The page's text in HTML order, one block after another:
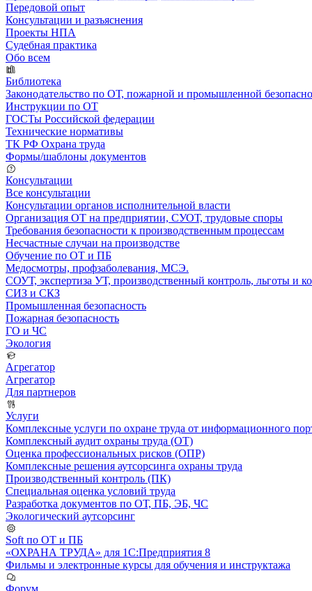
Передовой опыт
Консультации и разъяснения
Проекты НПА
Судебная практика
Обо всем
Библиотека
Законодательство по ОТ, пожарной и промышленной
Инструкции по ОТ
ГОСТы Российской федерации
Технические нормативы
ТК РФ Охрана труда
Формы/шаблоны документов
Консультации
Все консультации
Консультации органов исполнительной власти
Организация ОТ на предприятии, СУОТ, трудовые споры
Требования безопасности к производственным процессам
Несчастные случаи на производстве
Обучение по ОТ и ПБ
Медосмотры, профзаболевания, МСЭ.
СОУТ, экспертиза УТ, производственный контроль, льготы и
СИЗ и СКЗ
Промышленная безопасность
Пожарная безопасность
ГО и ЧС
Экология
Агрегатор
Агрегатор
Для партнеров
Услуги
Комплексные услуги по охране труда от информационного
Комплексный аудит охраны труда (ОТ)
Оценка профессиональных рисков (ОПР)
Комплексные решения аутсорсинга охраны труда
Производственный контроль (ПК)
Специальная оценка условий труда
Разработка документов по ОТ, ПБ, ЭБ, ЧС
Экологический аутсорсинг
Soft по ОТ и ПБ
«ОХРАНА ТРУДА» для 1С:Предприятия 8
Фильмы и электронные курсы для обучения и инструктажа
Форум